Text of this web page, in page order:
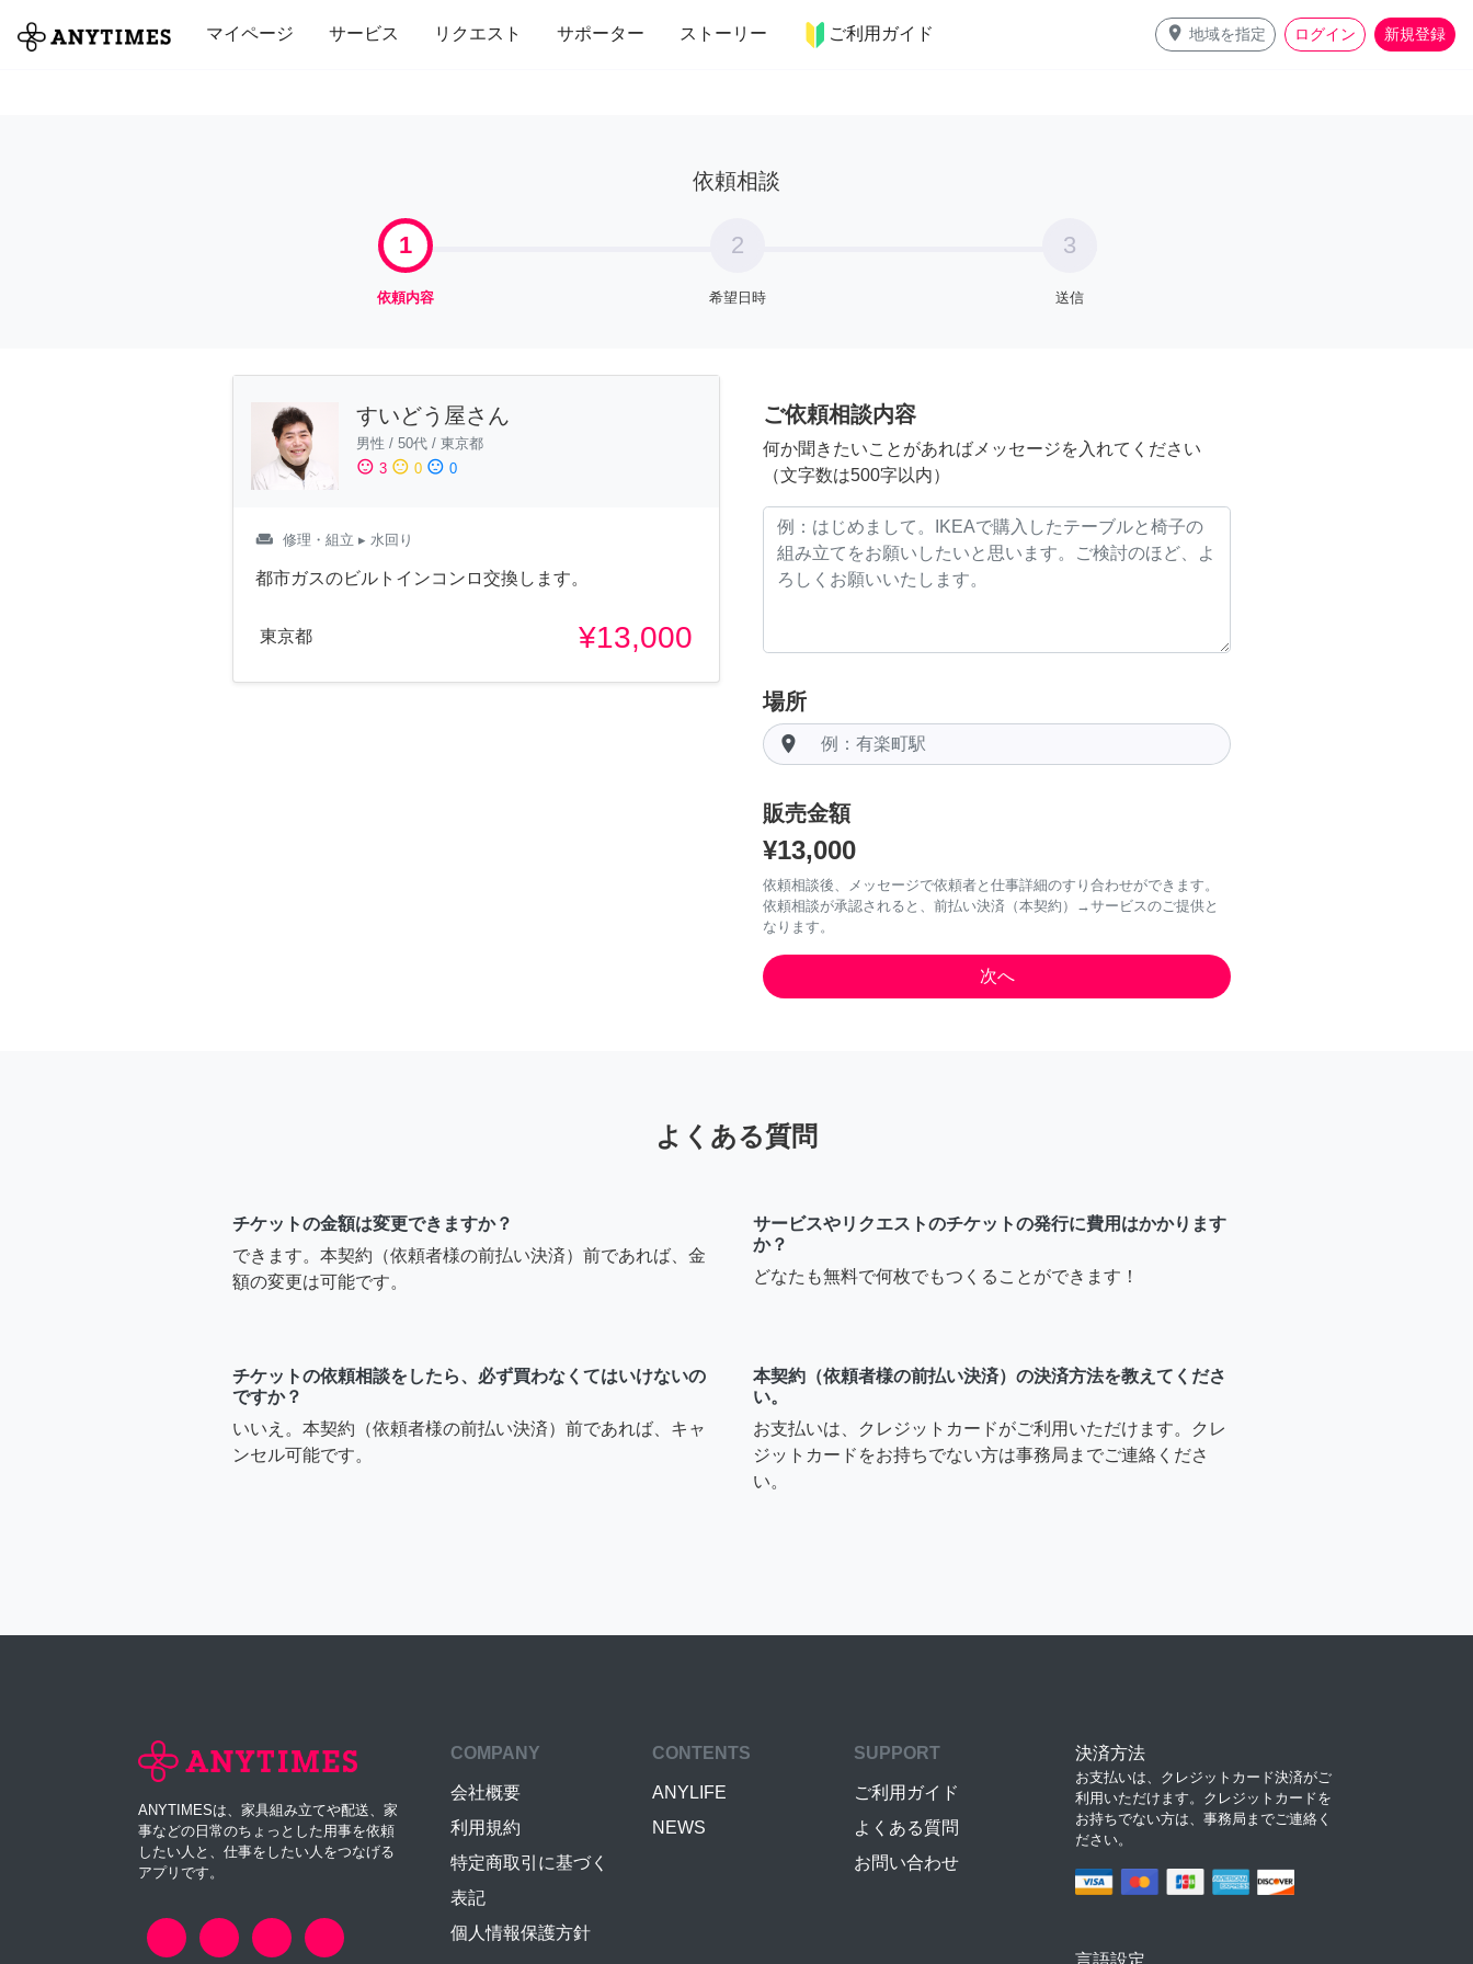
マイページ サービス リクエスト サポーター ストーリー ご利用ガイド place 地域を指定 ログイン 新規登録
全て 修理・組立 家事 引っ越し インテリア 趣味・習い事 ペット 料理
依頼相談
1
依頼内容
2
希望日時
3
送信
すいどう屋さん
男性 / 50代 / 東京都
sentiment_satisfied 3 sentiment_neutral 0 sentiment_dissatisfied 0
weekend 修理・組立 ▸ 水回り
都市ガスのビルトインコンロ交換します。
東京都 ¥13,000
ご依頼相談内容
何か聞きたいことがあればメッセージを入れてください
（文字数は500字以内）
場所
room
販売金額
¥13,000
依頼相談後、メッセージで依頼者と仕事詳細のすり合わせができます。
依頼相談が承認されると、前払い決済（本契約）→サービスのご提供と
なります。
よくある質問
チケットの金額は変更できますか？
できます。本契約（依頼者様の前払い決済）前であれば、金
額の変更は可能です。
サービスやリクエストのチケットの発行に費用はかかります
か？
どなたも無料で何枚でもつくることができます！
チケットの依頼相談をしたら、必ず買わなくてはいけないの
ですか？
いいえ。本契約（依頼者様の前払い決済）前であれば、キャ
ンセル可能です。
本契約（依頼者様の前払い決済）の決済方法を教えてくださ
い。
お支払いは、クレジットカードがご利用いただけます。クレ
ジットカードをお持ちでない方は事務局までご連絡くださ
い。
ANYTIMESは、家具組み立てや配送、家
事などの日常のちょっとした用事を依頼
したい人と、仕事をしたい人をつなげる
アプリです。
COMPANY
会社概要
利用規約
特定商取引に基づく
表記
個人情報保護方針
CONTENTS
ANYLIFE
NEWS
SUPPORT
ご利用ガイド
よくある質問
お問い合わせ
決済方法
お支払いは、クレジットカード決済がご
利用いただけます。クレジットカードを
お持ちでない方は、事務局までご連絡く
ださい。
言語設定